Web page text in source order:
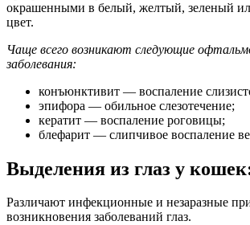
окрашенными в белый, желтый, зеленый
цвет.
Чаще всего возникают следующие
заболевания:
конъюнктивит — воспаление
эпифора — обильное слезотечение;
кератит — воспаление роговицы;
блефарит — слипчивое воспаление
Выделения из глаз у
Различают инфекционные и незаразные
возникновения заболеваний глаз.